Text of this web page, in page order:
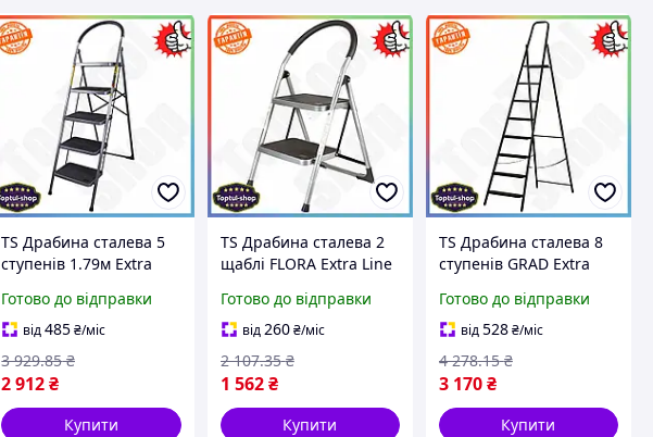
TS Драбина сталева 5
ступенів 1.79м Extra
та будівництва легкі
переносні сходи з
нековзно SHT55_Q
Готово до відправки
від485₴/міс
2 912₴
3 929.85 ₴
Купити
TS Драбина сталева 2
щаблі FLORA Extra Line
для дому та саду з
нековзними сходами
SHT55_Q
Готово до відправки
від260 ₴/міс
1 562 ₴
2 107.35 ₴
Купити
TS Драбина сталева 8
ступенів GRAD Extra
прибирання легкі
переносні сходи з
епоксидним покри
SHT55_Q
Готово до відправки
від528₴/міс
3 170₴
4 278.15 ₴
Купити